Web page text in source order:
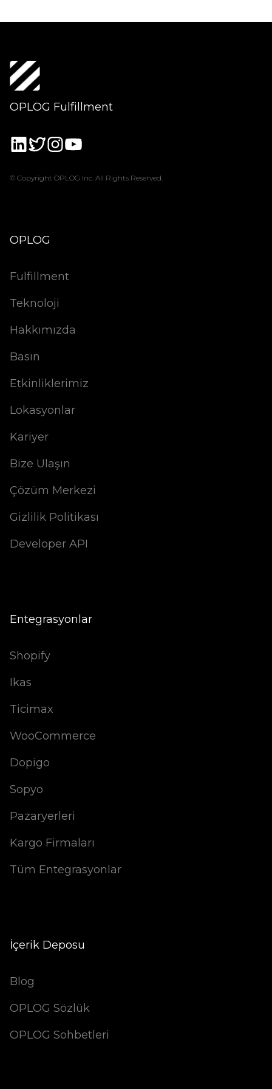
OPLOG Fulfillment
© Copyright OPLOG Inc. All Rights Reserved.
OPLOG
Fulfillment
Teknoloji
Hakkımızda
Basın
Etkinliklerimiz
Lokasyonlar
Kariyer
Bize Ulaşın
Çözüm Merkezi
Gizlilik Politikası
Developer API
Entegrasyonlar
Shopify
Ikas
Ticimax
WooCommerce
Dopigo
Sopyo
Pazaryerleri
Kargo Firmaları
Tüm Entegrasyonlar
İçerik Deposu
Blog
OPLOG Sözlük
OPLOG Sohbetleri